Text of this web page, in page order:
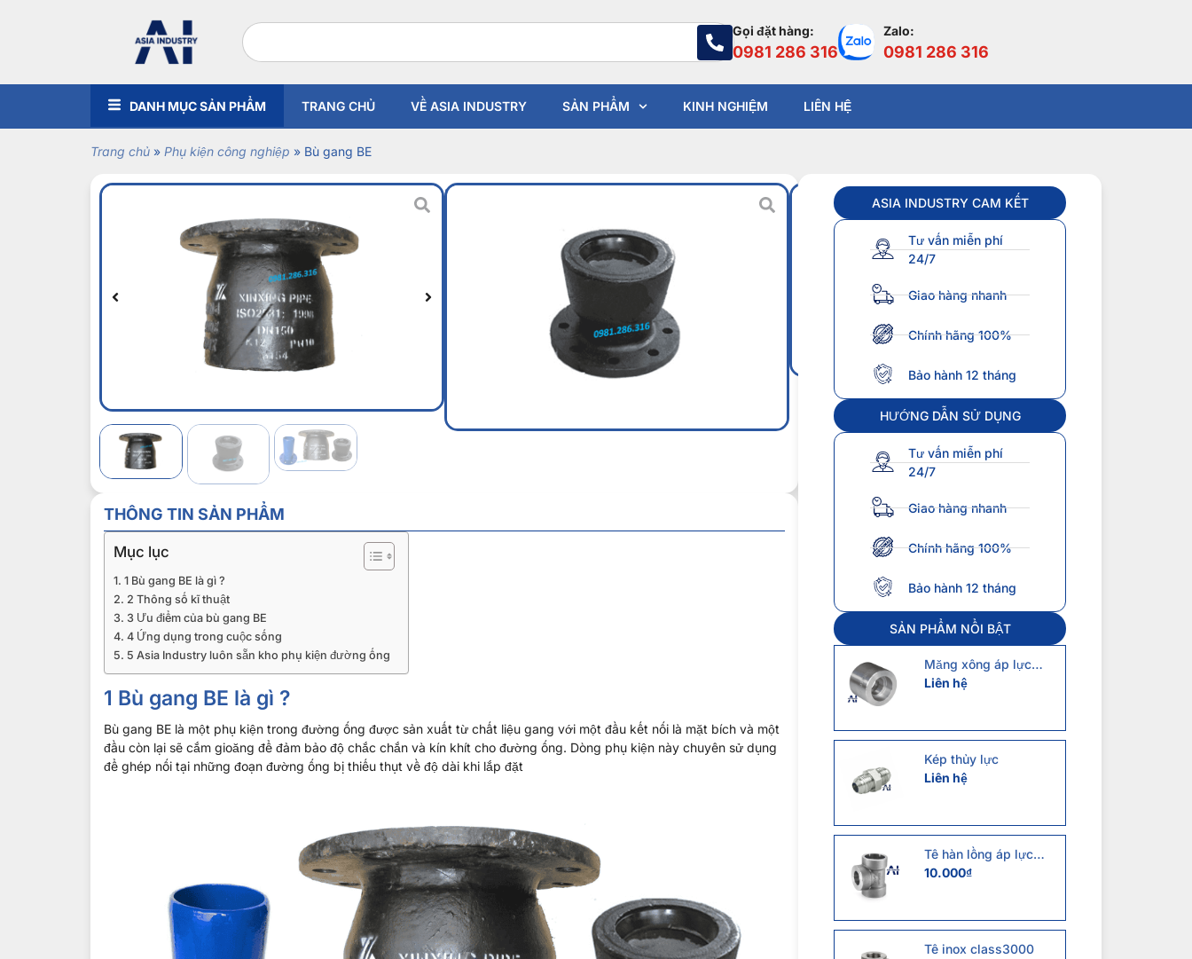
0981 286 316
Gọi đặt hàng:
0981 286 316
Zalo:
DANH MỤC SẢN PHẨM TRANG CHỦ VỀ ASIA INDUSTRY SẢN PHẨM KINH NGHIỆM LIÊN HỆ
Trang chủ » Phụ kiện công nghiệp » Bù gang BE
Bù gang BE
Vật liệu sản xuất: gang
Kích thước: DN40,DN50…DN600
Áp lực làm việc: PN10,PN16,PN25…
Nhiệt độ làm việc: khoảng 200ºC
Môi trường sử dụng: nước,xăng dầu,hóa chất…
Xuất xứ: Đài Loan,Trung Quốc,Hàn Quốc…
TƯ VẤN QUA SĐT
THÔNG TIN SẢN PHẨM
Mục lục
1 Bù gang BE là gì ?
2 Thông số kĩ thuật
3 Ưu điểm của bù gang BE
4 Ứng dụng trong cuộc sống
5 Asia Industry luôn sẵn kho phụ kiện đường ống
1 Bù gang BE là gì ?
Bù gang BE là một phụ kiện trong đường ống được sản xuất từ chất liệu gang với một đầu kết nối là mặt bích và một
đầu còn lại sẽ cắm gioăng để đảm bảo độ chắc chắn và kín khít cho đường ống. Dòng phụ kiện này chuyên sử dụng
để ghép nối tại những đoạn đường ống bị thiếu thụt về độ dài khi lắp đặt
ASIA INDUSTRY CAM KẾT
Tư vấn miễn phí
24/7
Giao hàng nhanh
Chính hãng 100%
Bảo hành 12 tháng
HƯỚNG DẪN SỬ DỤNG
Tư vấn miễn phí
24/7
Giao hàng nhanh
Chính hãng 100%
Bảo hành 12 tháng
SẢN PHẨM NỔI BẬT
Măng xông áp lực
class3000
Liên hệ
Kép thủy lực
Liên hệ
Tê hàn lồng áp lực
cao
10.000₫
Tê inox class3000